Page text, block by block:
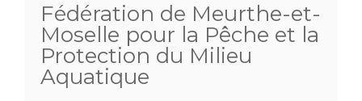
Fédération de Meurthe-et-
Moselle pour la Pêche et la
Protection du Milieu
Aquatique